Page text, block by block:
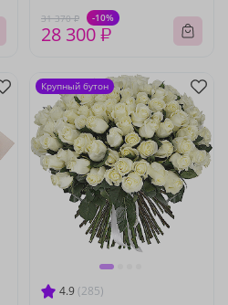
31 370 ₽ -10%
28 300 ₽
4.9 (285)
Крупный бутон